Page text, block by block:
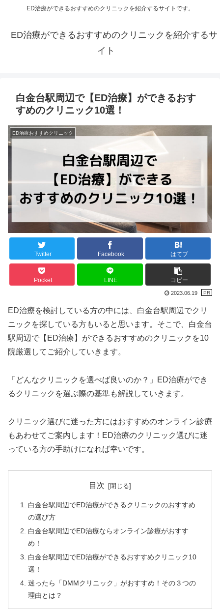
ED治療ができるおすすめのクリニックを紹介するサイトです。
ED治療ができるおすすめのクリニックを紹介するサ
イト
白金台駅周辺で【ED治療】ができるおす
すめのクリニック10選！
ED治療おすすめクリニック
Twitter Facebook はてブ
Pocket LINE コピー
2023.06.19
ED治療を検討している方の中には、白金台駅周辺でクリ
ニックを探している方もいると思います。そこで、白金台
駅周辺で【ED治療】ができるおすすめのクリニックを10
院厳選してご紹介していきます。
「どんなクリニックを選べば良いのか？」ED治療ができ
るクリニックを選ぶ際の基準も解説していきます。
クリニック選びに迷った方にはおすすめのオンライン診療
もあわせてご案内します！ED治療のクリニック選びに迷
っている方の手助けになれば幸いです。
目次
白金台駅周辺でED治療ができるクリニックのおすすめ
の選び方
白金台駅周辺でED治療ならオンライン診療がおすす
め！
白金台駅周辺でED治療ができるおすすめクリニック10
選！
迷ったら「DMMクリニック」がおすすめ！その３つの
理由とは？